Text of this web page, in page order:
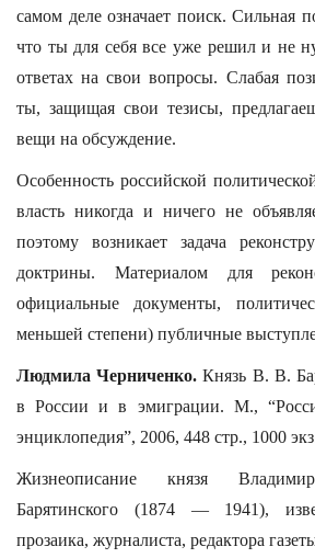
самом деле означает поиск. Сильная
что ты для себя все уже решил и не
ответах на свои вопросы. Слабая
ты, защищая свои тезисы,
вещи на обсуждение.
Особенность российской
власть никогда и ничего не
поэтому возникает задача
доктрины. Материалом для
официальные документы,
меньшей степени) публичные
Людмила Черниченко. Князь В. В.
в России и в эмиграции. М.,
энциклопедия”, 2006, 448 стр., 1000
Жизнеописание князя
Барятинского (1874 — 1941),
прозаика, журналиста, редактора